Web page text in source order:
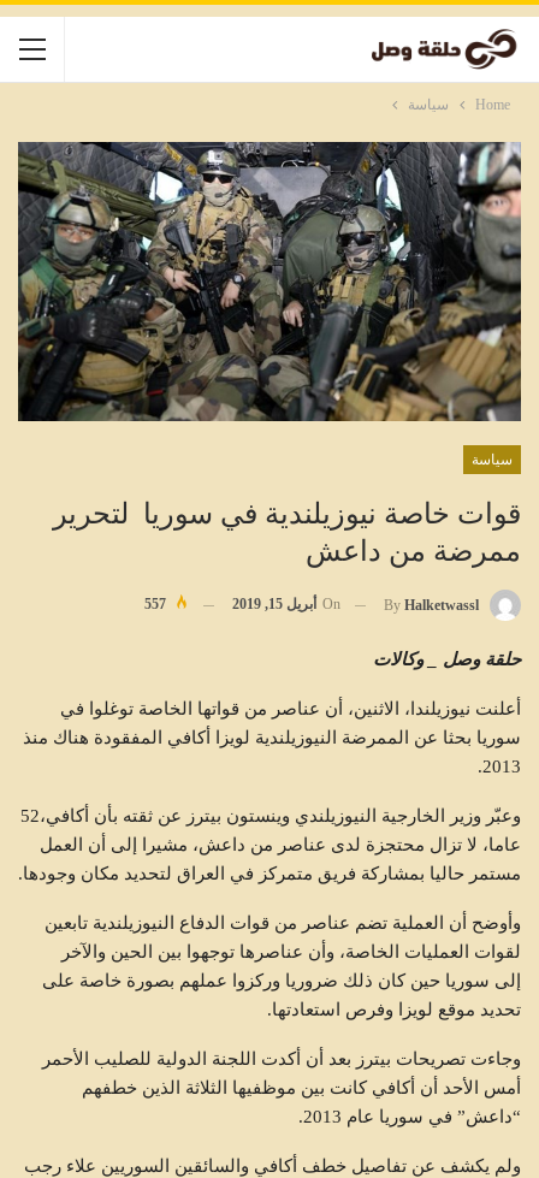
Home سياسة
سياسة
قوات خاصة نيوزيلندية في سوريا لتحرير
ممرضة من داعش
By Halketwassl
On أبريل 15, 2019 557
حلقة وصل _ وكالات
أعلنت نيوزيلندا، الاثنين، أن عناصر من قواتها الخاصة توغلوا في
سوريا بحثا عن الممرضة النيوزيلندية لويزا أكافي المفقودة هناك منذ
2013.
وعبّر وزير الخارجية النيوزيلندي وينستون بيترز عن ثقته بأن أكافي،52
عاما، لا تزال محتجزة لدى عناصر من داعش، مشيرا إلى أن العمل
مستمر حاليا بمشاركة فريق متمركز في العراق لتحديد مكان وجودها.
وأوضح أن العملية تضم عناصر من قوات الدفاع النيوزيلندية تابعين
لقوات العمليات الخاصة، وأن عناصرها توجهوا بين الحين والآخر
إلى سوريا حين كان ذلك ضروريا وركزوا عملهم بصورة خاصة على
تحديد موقع لويزا وفرص استعادتها.
وجاءت تصريحات بيترز بعد أن أكدت اللجنة الدولية للصليب الأحمر
أمس الأحد أن أكافي كانت بين موظفيها الثلاثة الذين خطفهم
“داعش” في سوريا عام 2013.
ولم يكشف عن تفاصيل خطف أكافي والسائقين السوريين علاء رجب